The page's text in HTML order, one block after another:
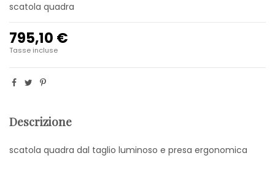
scatola quadra
795,10 €
Tasse incluse
Descrizione
scatola quadra dal taglio luminoso e presa ergonomica